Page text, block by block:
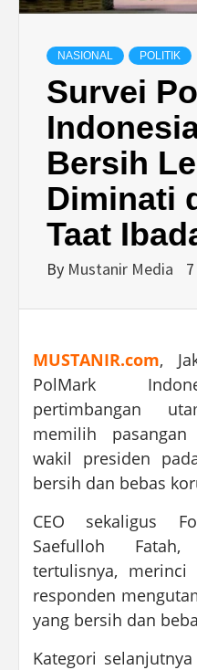
NASIONAL POLITIK
Survei
Bersih
Diminati
Taat
By Mustanir Media
MUSTANIR.com,
PolMark
pertimbangan
memilih
wakil presiden
bersih dan bebas
CEO sekaligus
Saefulloh
tertulisnya, merinci
responden
yang bersih dan
Kategori